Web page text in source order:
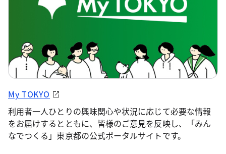
My TOKYO
利用者一人ひとりの興味関心や状況に応じて必要な情報
をお届けするとともに、皆様のご意見を反映し、「みん
なでつくる」東京都の公式ポータルサイトです。